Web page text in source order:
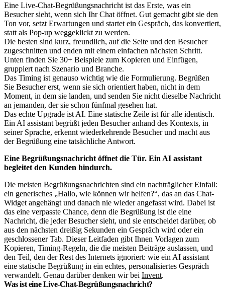
Eine Live-Chat-Begrüßungsnachricht ist das Erste, was ein
Besucher sieht, wenn sich Ihr Chat öffnet. Gut gemacht gibt sie den
Ton vor, setzt Erwartungen und startet ein Gespräch, das konvertiert,
statt als Pop-up weggeklickt zu werden.
Die besten sind kurz, freundlich, auf die Seite und den Besucher
zugeschnitten und enden mit einem einfachen nächsten Schritt.
Unten finden Sie 30+ Beispiele zum Kopieren und Einfügen,
gruppiert nach Szenario und Branche.
Das Timing ist genauso wichtig wie die Formulierung. Begrüßen
Sie Besucher erst, wenn sie sich orientiert haben, nicht in dem
Moment, in dem sie landen, und senden Sie nicht dieselbe Nachricht
an jemanden, der sie schon fünfmal gesehen hat.
Das echte Upgrade ist AI. Eine statische Zeile ist für alle identisch.
Ein AI assistant begrüßt jeden Besucher anhand des Kontexts, in
seiner Sprache, erkennt wiederkehrende Besucher und macht aus
der Begrüßung eine tatsächliche Antwort.
Eine Begrüßungsnachricht öffnet die Tür. Ein AI assistant
begleitet den Kunden hindurch.
Die meisten Begrüßungsnachrichten sind ein nachträglicher Einfall:
ein generisches „Hallo, wie können wir helfen?“, das an das Chat-
Widget angehängt und danach nie wieder angefasst wird. Dabei ist
das eine verpasste Chance, denn die Begrüßung ist die eine
Nachricht, die jeder Besucher sieht, und sie entscheidet darüber, ob
aus den nächsten dreißig Sekunden ein Gespräch wird oder ein
geschlossener Tab. Dieser Leitfaden gibt Ihnen Vorlagen zum
Kopieren, Timing-Regeln, die die meisten Beiträge auslassen, und
den Teil, den der Rest des Internets ignoriert: wie ein AI assistant
eine statische Begrüßung in ein echtes, personalisiertes Gespräch
verwandelt. Genau darüber denken wir bei Invent.
Was ist eine Live-Chat-Begrüßungsnachricht?